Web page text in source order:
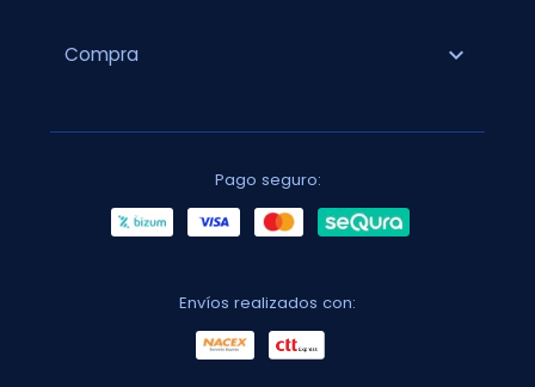
Compra expand_more
Pago seguro:
Envíos realizados con: